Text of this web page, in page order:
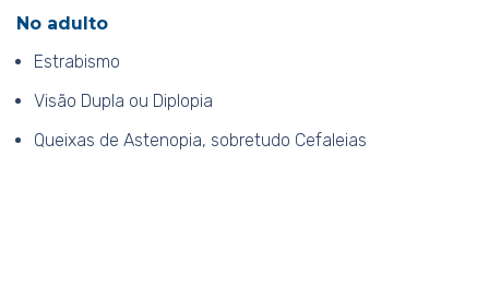
No adulto
Estrabismo
Visão Dupla ou Diplopia
Queixas de Astenopia, sobretudo Cefaleias